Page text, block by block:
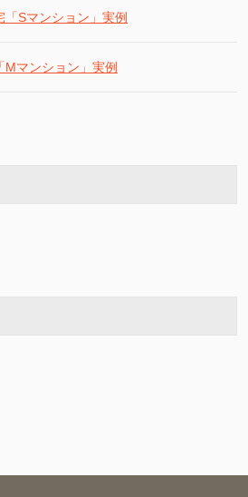
Sマンション」実例
マンション」実例